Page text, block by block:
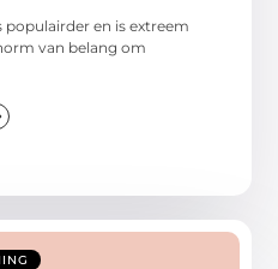
en is extreem
van belang om